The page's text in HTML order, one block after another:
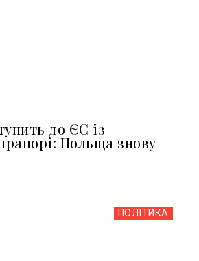
до ЄС із
Польща знову
ПОЛІТИКА